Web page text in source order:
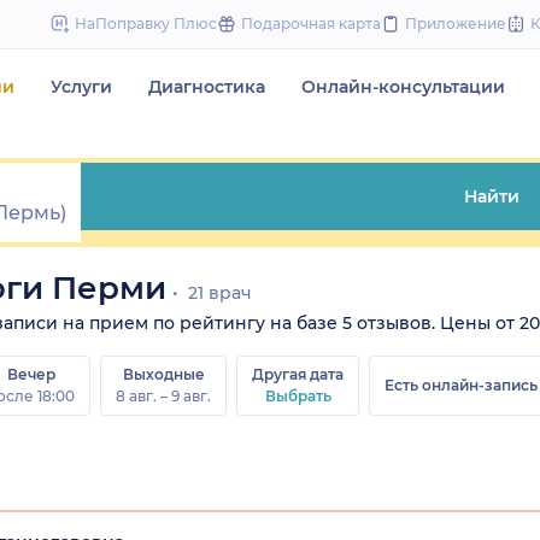
to
НаПоправку Плюс Подарочная карта Приложение
Услуги Диагностика Онлайн-консультации
Найти
Перми
21 врач
на прием по рейтингу на базе 5 отзывов. Цены от
Вечер
18:00
Выходные
8 авг. – 9 авг.
Другая дата
Выбрать
Есть онлайн-запись